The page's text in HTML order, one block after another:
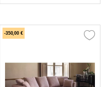
-350,00 €